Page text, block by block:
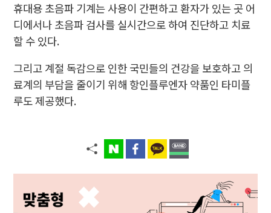
휴대용 초음파 기계는 사용이 간편하고 환자가 있는 곳 어
디에서나 초음파 검사를 실시간으로 하여 진단하고 치료
할 수 있다.
그리고 계절 독감으로 인한 국민들의 건강을 보호하고 의
료계의 부담을 줄이기 위해 항인플루엔자 약품인 타미플
루도 제공했다.